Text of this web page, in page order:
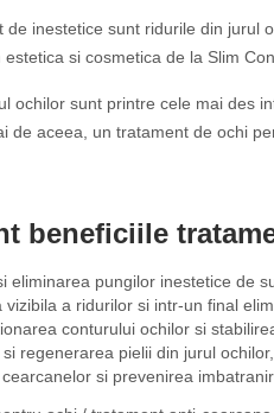
de inestetice sunt ridurile din jurul
estetica si cosmetica de la Slim
ochilor sunt printre cele mai des
de aceea, un tratament de ochi
beneficiile
eliminarea pungilor inestetice de
vizibila a ridurilor si intr-un final
conturului ochilor si
regenerarea pielii din jurul
si prevenirea